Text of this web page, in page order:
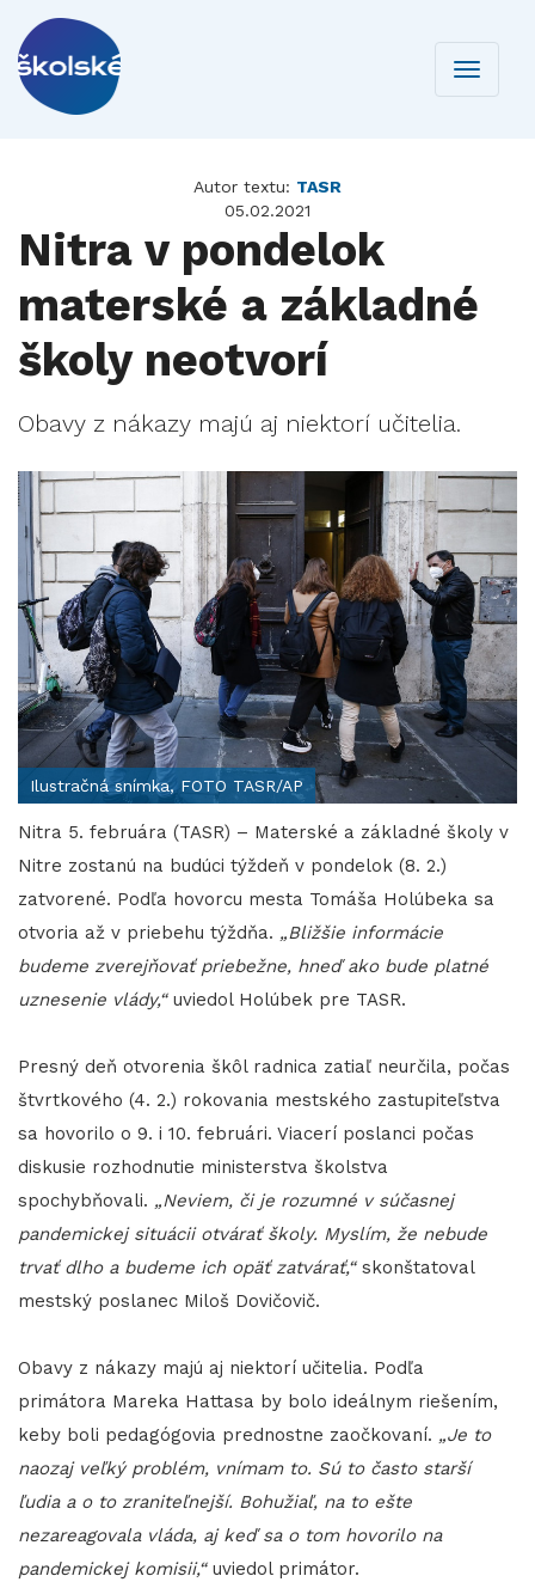
Toggle
Autor textu: TASR
05.02.2021
Nitra v pondelok
materské a základné
školy neotvorí
Obavy z nákazy majú aj niektorí učitelia.
Ilustračná snímka, FOTO TASR/AP
Nitra 5. februára (TASR) – Materské a základné školy v
Nitre zostanú na budúci týždeň v pondelok (8. 2.)
zatvorené. Podľa hovorcu mesta Tomáša Holúbeka sa
otvoria až v priebehu týždňa. „Bližšie informácie
budeme zverejňovať priebežne, hneď ako bude platné
uznesenie vlády,“uviedol Holúbek pre TASR.
Presný deň otvorenia škôl radnica zatiaľ neurčila, počas
štvrtkového (4. 2.) rokovania mestského zastupiteľstva
sa hovorilo o 9. i 10. februári. Viacerí poslanci počas
diskusie rozhodnutie ministerstva školstva
spochybňovali. „Neviem, či je rozumné v súčasnej
pandemickej situácii otvárať školy. Myslím, že nebude
trvať dlho a budeme ich opäť zatvárať,“ skonštatoval
mestský poslanec Miloš Dovičovič.
Obavy z nákazy majú aj niektorí učitelia. Podľa
primátora Mareka Hattasa by bolo ideálnym riešením,
keby boli pedagógovia prednostne zaočkovaní. „Je to
naozaj veľký problém, vnímam to. Sú to často starší
ľudia a o to zraniteľnejší. Bohužiaľ, na to ešte
nezareagovala vláda, aj keď sa o tom hovorilo na
pandemickej komisii,“ uviedol primátor.